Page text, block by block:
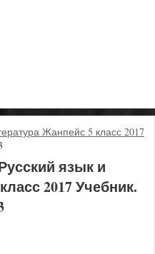
Жанпейс 5 класс 2017
язык и
2017 Учебник.